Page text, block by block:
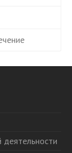
деятельности